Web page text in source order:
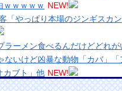
ｗｗｗｗｗ NEW!
「やっぱり本場のジンギスカ
ラーメン食べるんだけどどれ
ないけど凶暴な動物「カバ」「
カブト」他 NEW!